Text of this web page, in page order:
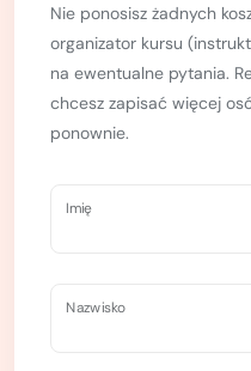
Nie ponosisz żadnych
organizator kursu
na ewentualne pytania.
chcesz zapisać więcej
ponownie.
Imię
Nazwisko